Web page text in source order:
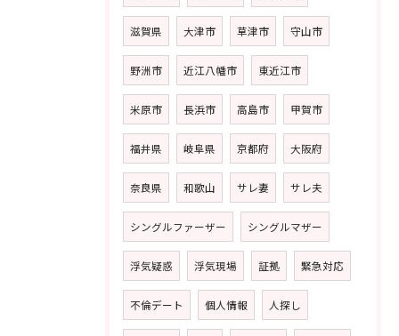
滋賀県 大津市 草津市 守山市
野洲市 近江八幡市 東近江市
米原市 長浜市 高島市 甲賀市
福井県 岐阜県 京都府 大阪府
奈良県 和歌山 サレ妻 サレ夫
シングルファーザー シングルマザー
浮気疑惑 浮気現場 証拠 緊急対応
不倫デート 個人情報 人探し